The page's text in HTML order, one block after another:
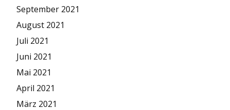
September 2021
August 2021
Juli 2021
Juni 2021
Mai 2021
April 2021
März 2021